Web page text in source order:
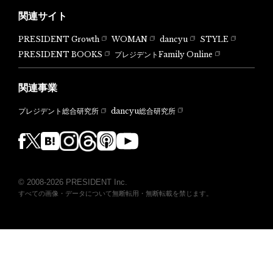
関連サイト
PRESIDENT Growth WOMAN dancyu
STYLE
PRESIDENT BOOKS
プレジデントFamily Online
関連事業
プレジデント総合研究所 dancyu総合研究所
© 2008-2026 PRESIDENT Inc.
すべての画像・データについて無断転用・無断転載を禁じます。